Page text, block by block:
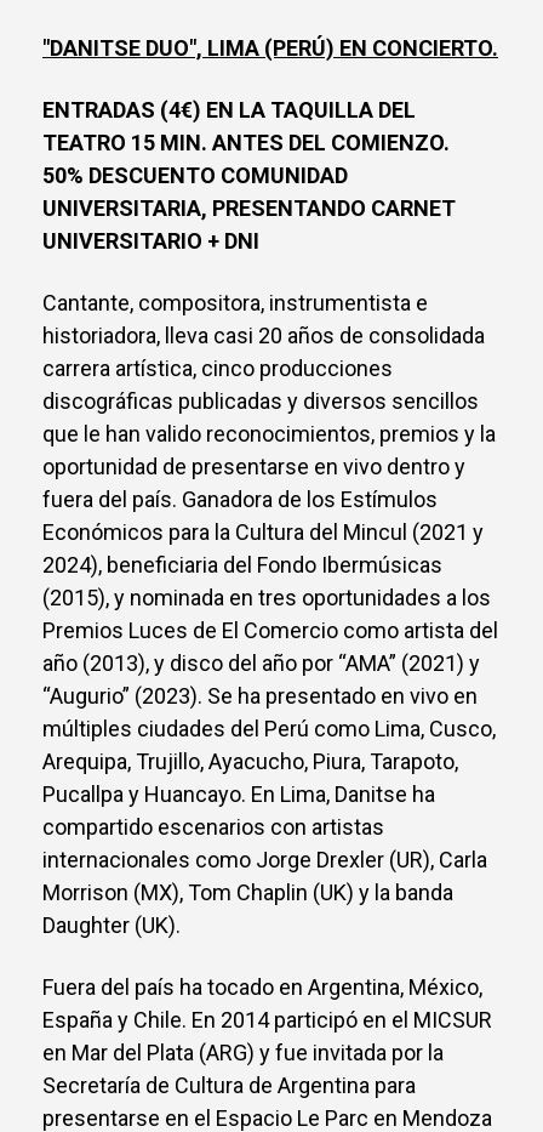
"DANITSE DUO", LIMA (PERÚ) EN CONCIERTO.
ENTRADAS (4€) EN LA TAQUILLA DEL
TEATRO 15 MIN. ANTES DEL COMIENZO.
50% DESCUENTO COMUNIDAD
UNIVERSITARIA, PRESENTANDO CARNET
UNIVERSITARIO + DNI
Cantante, compositora, instrumentista e
historiadora, lleva casi 20 años de consolidada
carrera artística, cinco producciones
discográficas publicadas y diversos sencillos
que le han valido reconocimientos, premios y la
oportunidad de presentarse en vivo dentro y
fuera del país. Ganadora de los Estímulos
Económicos para la Cultura del Mincul (2021 y
2024), beneficiaria del Fondo Ibermúsicas
(2015), y nominada en tres oportunidades a los
Premios Luces de El Comercio como artista del
año (2013), y disco del año por “AMA” (2021) y
“Augurio” (2023). Se ha presentado en vivo en
múltiples ciudades del Perú como Lima, Cusco,
Arequipa, Trujillo, Ayacucho, Piura, Tarapoto,
Pucallpa y Huancayo. En Lima, Danitse ha
compartido escenarios con artistas
internacionales como Jorge Drexler (UR), Carla
Morrison (MX), Tom Chaplin (UK) y la banda
Daughter (UK).
Fuera del país ha tocado en Argentina, México,
España y Chile. En 2014 participó en el MICSUR
en Mar del Plata (ARG) y fue invitada por la
Secretaría de Cultura de Argentina para
presentarse en el Espacio Le Parc en Mendoza